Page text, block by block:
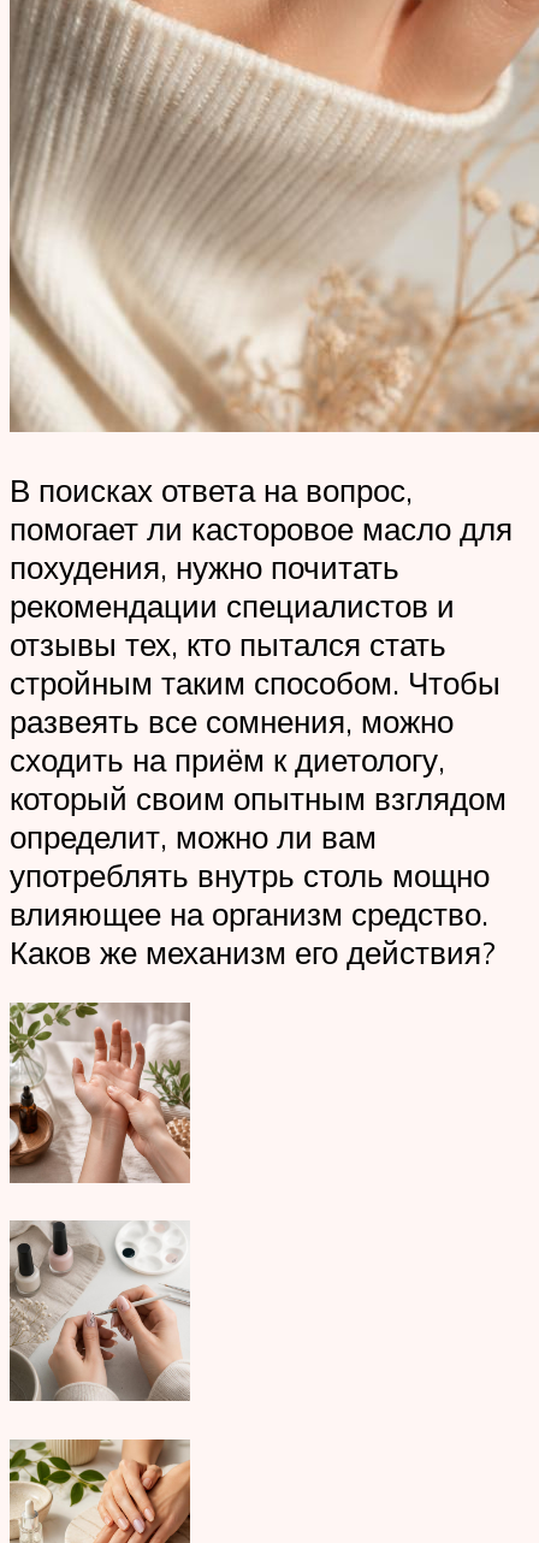
В поисках ответа на вопрос,
помогает ли касторовое масло для
похудения, нужно почитать
рекомендации специалистов и
отзывы тех, кто пытался стать
стройным таким способом. Чтобы
развеять все сомнения, можно
сходить на приём к диетологу,
который своим опытным взглядом
определит, можно ли вам
употреблять внутрь столь мощно
влияющее на организм средство.
Каков же механизм его действия?